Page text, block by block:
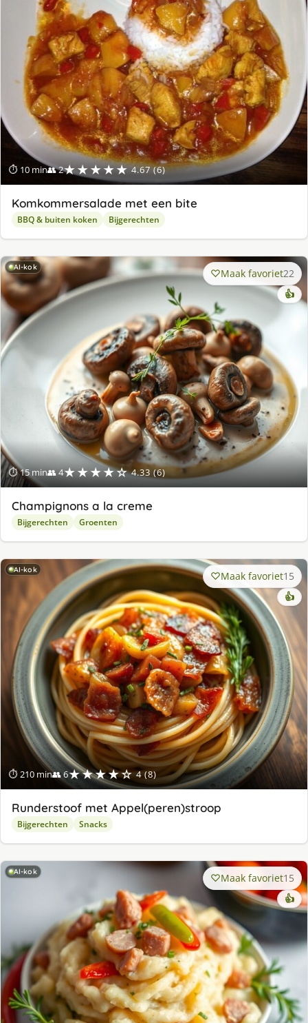
⏱ 10 min👥 2★★★★★ 4.67 (6)
Komkommersalade met een bite
BBQ & buiten koken Bijgerechten
AI-kok
⏱ 15 min👥 4★★★★☆ 4.33 (6)
Maak favoriet22
👍
Champignons a la creme
Bijgerechten Groenten
AI-kok
⏱ 210 min👥 6★★★★☆ 4 (8)
Maak favoriet15
👍
Runderstoof met Appel(peren)stroop
Bijgerechten Snacks
AI-kok Maak favoriet15
👍